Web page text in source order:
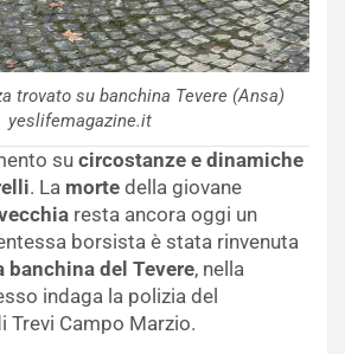
trovato su banchina Tevere (Ansa)
yeslifemagazine.it
su circostanze e dinamiche
. La morte della giovane
resta ancora oggi un
borsista è stata rinvenuta
banchina del Tevere, nella
indaga la polizia del
Campo Marzio.